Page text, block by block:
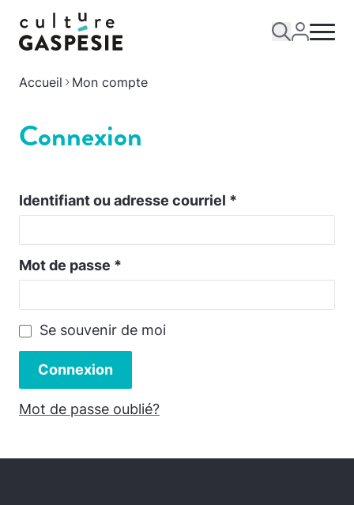
Accueil Mon compte
Connexion
Identifiant ou adresse courriel *
Mot de passe *
Se souvenir de moi
Connexion
Mot de passe oublié?